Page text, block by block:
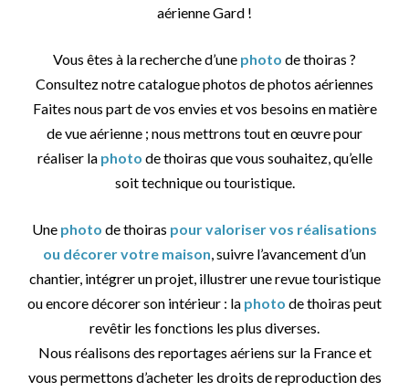
aérienne Gard !
Vous êtes à la recherche d’une photo de thoiras ?
Consultez notre catalogue photos de photos aériennes
Faites nous part de vos envies et vos besoins en matière
de vue aérienne ; nous mettrons tout en œuvre pour
réaliser la photo de thoiras que vous souhaitez, qu’elle
soit technique ou touristique.
Une photo de thoiras pour valoriser vos réalisations
ou décorer votre maison, suivre l’avancement d’un
chantier, intégrer un projet, illustrer une revue touristique
ou encore décorer son intérieur : la photo de thoiras peut
revêtir les fonctions les plus diverses.
Nous réalisons des reportages aériens sur la France et
vous permettons d’acheter les droits de reproduction des